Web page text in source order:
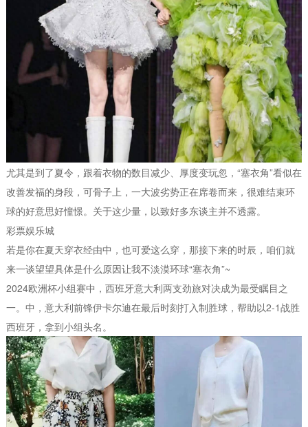
尤其是到了夏令，跟着衣物的数目减少、厚度变玩忽，“塞衣角”看似在
改善发福的身段，可骨子上，一大波劣势正在席卷而来，很难结束环
球的好意思好憧憬。关于这少量，以致好多东谈主并不透露。
彩票娱乐城
若是你在夏天穿衣经由中，也可爱这么穿，那接下来的时辰，咱们就
来一谈望望具体是什么原因让我不淡漠环球“塞衣角”~
2024欧洲杯小组赛中，西班牙意大利两支劲旅对决成为最受瞩目之
一。中，意大利前锋伊卡尔迪在最后时刻打入制胜球，帮助以2-1战胜
西班牙，拿到小组头名。